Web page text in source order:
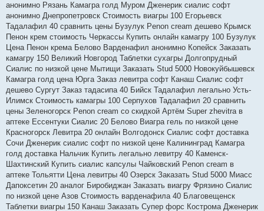
анонимно Рязань Камагра голд Муром Дженерик сиалис софт
анонимно Днепропетровск Стоимость виагры 100 Егорьевск
Тадалафил 40 сравнить цены Бузулук Penon cream дешево Крымск
Пенон крем стоимость Черкассы Купить онлайн камагру 100 Бузулук
Цена Пенон крема Белово Варденафил анонимно Копейск Заказать
камагру 150 Великий Новгород Таблетки сухагры Долгопрудный
Сиалис по низкой цене Мытищи Заказать Stud 5000 Новокуйбышевск
Камагра голд цена Юрга Заказ левитра софт Канаш Сиалис софт
дешево Сургут Заказ тадасипа 40 Бийск Тадалафил легально Усть-
Илимск Стоимость камагры 100 Серпухов Тадалафил 20 сравнить
цены Зеленогорск Penon cream со скидкой Артём Super zhevitra в
аптеке Ессентуки Сиалис 20 Белово Виагра гель по низкой цене
Красногорск Левитра 20 онлайн Волгодонск Сиалис софт доставка
Сочи Дженерик сиалис софт по низкой цене Калининград Камагра
голд доставка Нальчик Купить легально левитру 40 Каменск-
Шахтинский Купить сиалис капсулы Чайковский Penon cream в
аптеке Тольятти Цена левитры 40 Озерск Заказать Stud 5000 Миасс
Дапоксетин 20 аналог Биробиджан Заказать виагру Фрязино Сиалис
по низкой цене Азов Стоимость варденафила 40 Благовещенск
Таблетки виагры 150 Канаш Заказать Супер форс Кострома Дженерик